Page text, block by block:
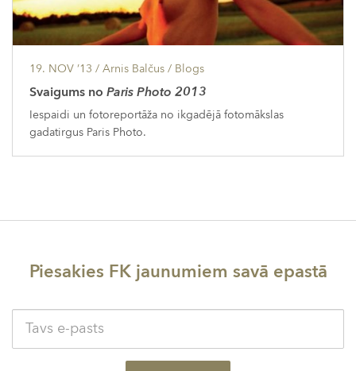
19. NOV ’13 / Arnis Balčus / Blogs
Svaigums no Paris Photo 2013
Iespaidi un fotoreportāža no ikgadējā fotomākslas
gadatirgus Paris Photo.
Piesakies FK jaunumiem savā epastā